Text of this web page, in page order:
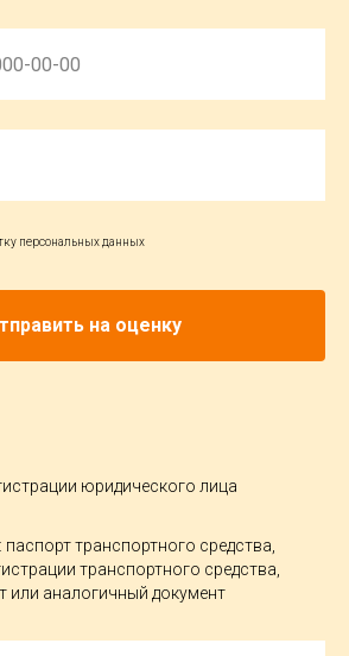
персональных данных
на оценку
юридического лица
транспортного средства,
транспортного средства,
или аналогичный документ